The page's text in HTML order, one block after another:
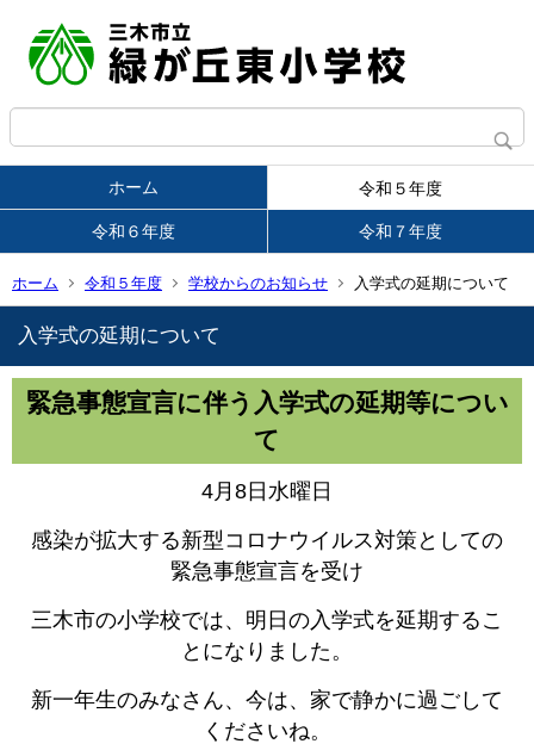
ホーム 令和５年度
令和６年度 令和７年度
ホーム 令和５年度 学校からのお知らせ 入学式の延期について
入学式の延期について
緊急事態宣言に伴う入学式の延期等につい
て
4月8日水曜日
感染が拡大する新型コロナウイルス対策としての
緊急事態宣言を受け
三木市の小学校では、明日の入学式を延期するこ
とになりました。
新一年生のみなさん、今は、家で静かに過ごして
くださいね。